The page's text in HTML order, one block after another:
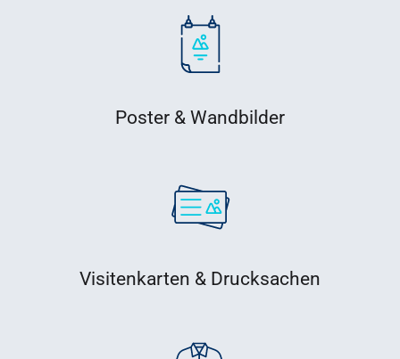
Poster & Wandbilder
Visitenkarten & Drucksachen